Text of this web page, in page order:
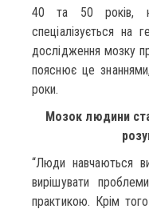
40 та 50 років,
спеціалізується на
дослідження мозку
пояснює це
роки.
Мозок людини
“Люди навчаються
вирішувати
практикою. Крім